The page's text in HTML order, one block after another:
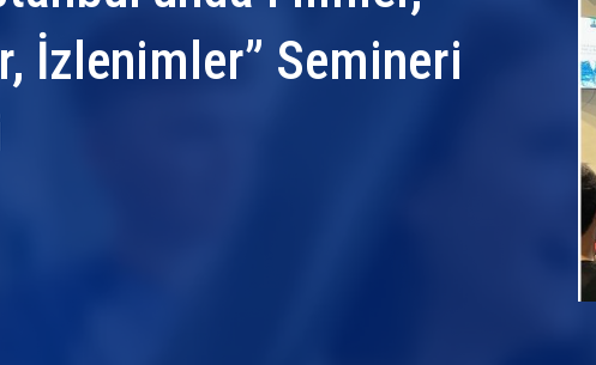
İzlenimler” Semineri